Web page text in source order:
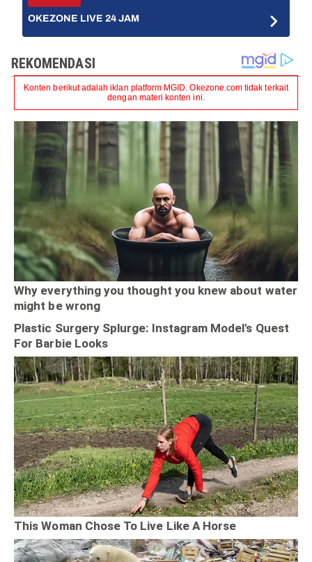
OKEZONE LIVE 24 JAM